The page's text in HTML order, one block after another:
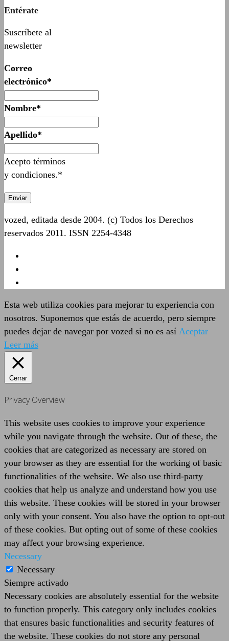
Entérate
Suscríbete al
newsletter
Correo
electrónico*
Nombre*
Apellido*
Acepto términos
y condiciones.*
vozed, editada desde 2004. (c) Todos los Derechos
reservados 2011. ISSN 2254-4348
Esta web utiliza cookies para mejorar tu experiencia con
nosotros. Suponemos que estás de acuerdo, pero siempre
puedes dejar de navegar por vozed si no es así Aceptar
Leer más
Cerrar
Privacy Overview
This website uses cookies to improve your experience
while you navigate through the website. Out of these, the
cookies that are categorized as necessary are stored on
your browser as they are essential for the working of basic
functionalities of the website. We also use third-party
cookies that help us analyze and understand how you use
this website. These cookies will be stored in your browser
only with your consent. You also have the option to opt-out
of these cookies. But opting out of some of these cookies
may affect your browsing experience.
Necessary
Necessary
Siempre activado
Necessary cookies are absolutely essential for the website
to function properly. This category only includes cookies
that ensures basic functionalities and security features of
the website. These cookies do not store any personal